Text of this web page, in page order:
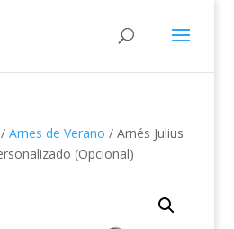
/ Arnes de Verano / Arnés Julius
(Opcional)